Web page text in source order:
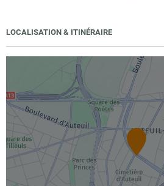
LOCALISATION & ITINÉRAIRE